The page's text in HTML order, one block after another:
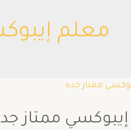
معلم
ممتاز جده |